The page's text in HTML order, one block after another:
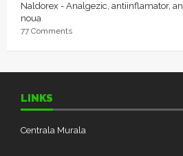
Naldorex - Analgezic, antiinflamator,
noua
77 Comments
LINKS
Centrala Murala